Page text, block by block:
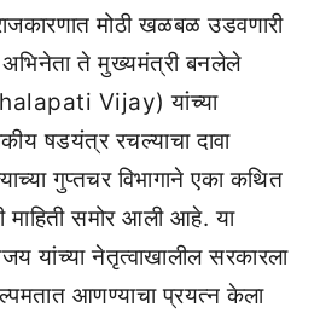
मोठी खळबळ उडवणारी
ते मुख्यमंत्री बनलेले
Vijay) यांच्या
षडयंत्र रचल्याचा दावा
गुप्तचर विभागाने एका कथित
माहिती समोर आली आहे. या
यांच्या नेतृत्वाखालील सरकारला
आणण्याचा प्रयत्न केला